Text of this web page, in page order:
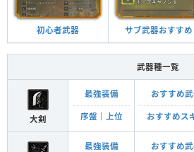
初心者武器 サブ武器おすすめ
武器種一覧
大剣
最強装備
序盤 上位
おすすめ
おすすめス
最強装備 おすすめ